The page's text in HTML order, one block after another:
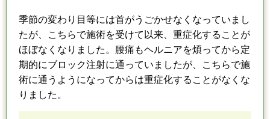
季節の変わり目等には首がうごかせなくなっていまし
たが、こちらで施術を受けて以来、 重症化することが
ほぼなくなりました。 腰痛もヘルニアを煩ってから定
期的にブロック注射に通っていましたが、
こちらで施
術に通うようになってからは重症化することがなくな
りました。